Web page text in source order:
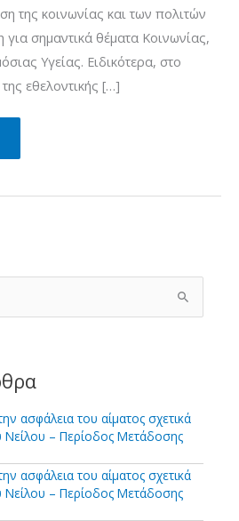
της κοινωνίας και των πολιτών
σημαντικά θέματα Κοινωνίας,
Υγείας. Eιδικότερα, στο
εθελοντικής […]
ασφάλεια του αίματος σχετικά
Νείλου – Περίοδος Μετάδοσης
ασφάλεια του αίματος σχετικά
Νείλου – Περίοδος Μετάδοσης